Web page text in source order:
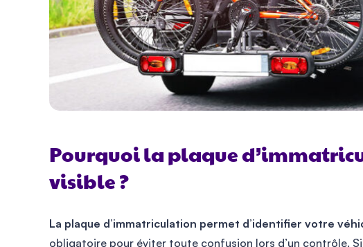
Pourquoi la plaque
visible ?
La plaque d’immatriculation permet d’identifier votre
obligatoire pour éviter toute confusion lors d’un contrôle.